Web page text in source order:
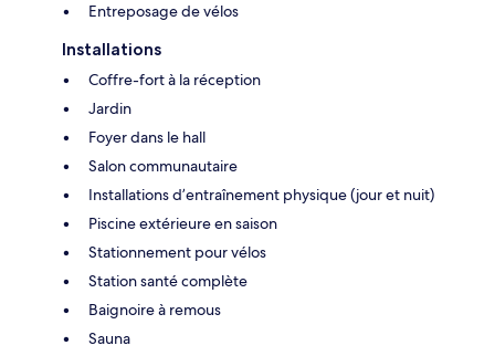
Entreposage de vélos
Installations
Coffre-fort à la réception
Jardin
Foyer dans le hall
Salon communautaire
Installations d’entraînement physique (jour et nuit)
Piscine extérieure en saison
Stationnement pour vélos
Station santé complète
Baignoire à remous
Sauna